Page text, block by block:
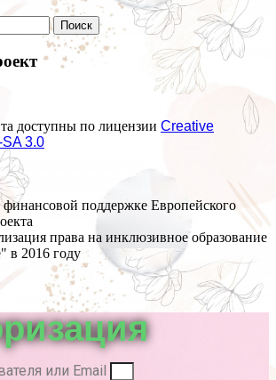
доступны по лицензии Creative
3.0
поддержке Европейского
права на инклюзивное образование
в 2016 году
или Email